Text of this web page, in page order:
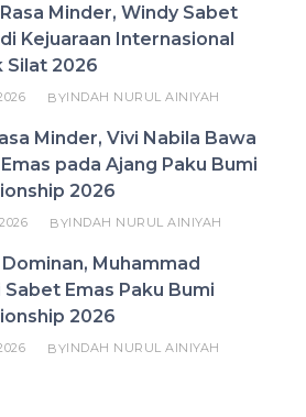
Minder, Windy Sabet
di Kejuaraan Internasional
Silat 2026
BYINDAH NURUL AINIYAH
Minder, Vivi Nabila Bawa
pada Ajang Paku Bumi
2026
BYINDAH NURUL AINIYAH
Muhammad
Sabet Emas Paku Bumi
2026
BYINDAH NURUL AINIYAH